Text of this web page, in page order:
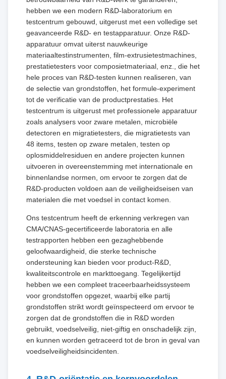
hebben we een modern R&D-laboratorium en
testcentrum gebouwd, uitgerust met een volledige set
geavanceerde R&D- en testapparatuur. Onze R&D-
apparatuur omvat uiterst nauwkeurige
materiaaltestinstrumenten, film-extrusietestmachines,
prestatietesters voor composietmateriaal, enz., die het
hele proces van R&D-testen kunnen realiseren, van
de selectie van grondstoffen, het formule-experiment
tot de verificatie van de productprestaties. Het
testcentrum is uitgerust met professionele apparatuur
zoals analysers voor zware metalen, microbiële
detectoren en migratietesters, die migratietests van
48 items, testen op zware metalen, testen op
oplosmiddelresiduen en andere projecten kunnen
uitvoeren in overeenstemming met internationale en
binnenlandse normen, om ervoor te zorgen dat de
R&D-producten voldoen aan de veiligheidseisen van
materialen die met voedsel in contact komen.
Ons testcentrum heeft de erkenning verkregen van
CMA/CNAS-gecertificeerde laboratoria en alle
testrapporten hebben een gezaghebbende
geloofwaardigheid, die sterke technische
ondersteuning kan bieden voor product-R&D,
kwaliteitscontrole en markttoegang. Tegelijkertijd
hebben we een compleet traceerbaarheidssysteem
voor grondstoffen opgezet, waarbij elke partij
grondstoffen strikt wordt geïnspecteerd om ervoor te
zorgen dat de grondstoffen die in R&D worden
gebruikt, voedselveilig, niet-giftig en onschadelijk zijn,
en kunnen worden getraceerd tot de bron in geval van
voedselveiligheidsincidenten.